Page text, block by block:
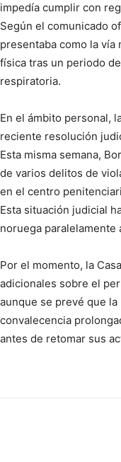
impedía cumplir con
Según el comunicado
presentaba como la
física tras un periodo
respiratoria.
En el ámbito personal,
reciente resolución
Esta misma semana,
de varios delitos de
en el centro
Esta situación judicial
noruega paralelamente
Por el momento, la
adicionales sobre el
aunque se prevé que
convalecencia
antes de retomar sus